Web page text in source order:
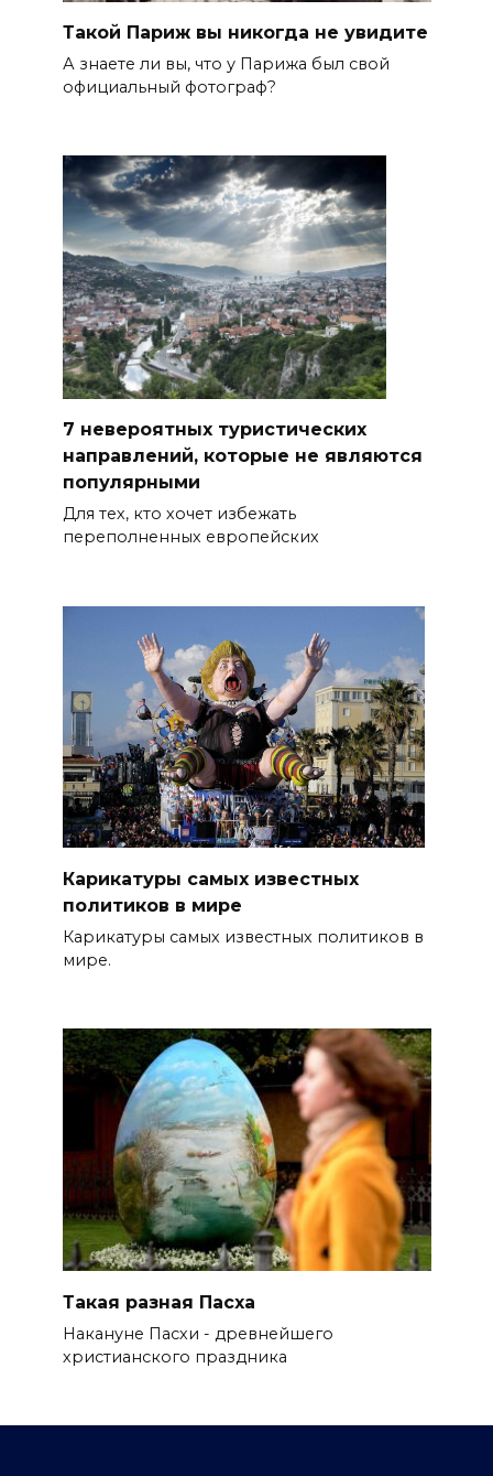
Такой Париж вы никогда не увидите
А знаете ли вы, что у Парижа был свой
официальный фотограф?
7 невероятных туристических
направлений, которые не являются
популярными
Для тех, кто хочет избежать
переполненных европейских
Карикатуры самых известных
политиков в мире
Карикатуры самых известных политиков в
мире.
Такая разная Пасха
Накануне Пасхи - древнейшего
христианского праздника